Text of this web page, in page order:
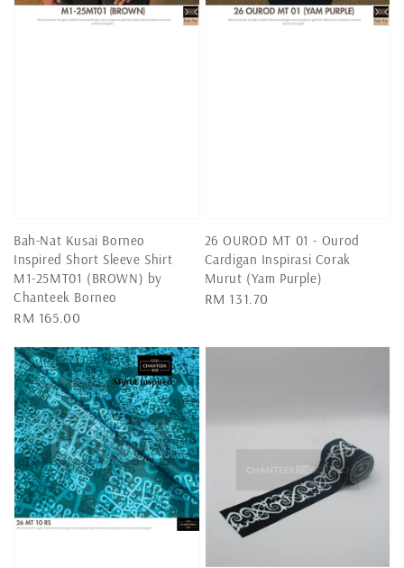
Bah-Nat Kusai Borneo
Inspired Short Sleeve Shirt
M1-25MT01 (BROWN) by
Chanteek Borneo
Regular
RM 165.00
26 OUROD MT 01 - Ourod
Cardigan Inspirasi Corak
Murut (Yam Purple)
Regular
RM 131.70